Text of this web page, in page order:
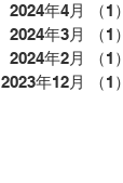
2024年4月
（1）
2024年3月
（1）
2024年2月
（1）
2023年12月
（1）